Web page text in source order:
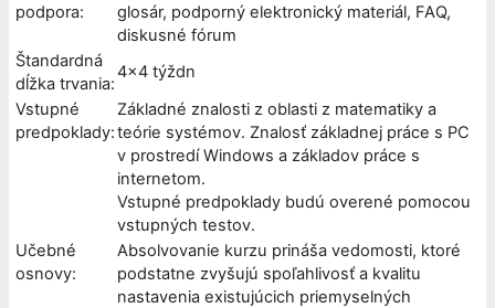
podpora:
glosár, podporný elektronický materiál, FAQ,
diskusné fórum
Štandardná
dĺžka trvania:
4x4 týždn
Vstupné
predpoklady:
Základné znalosti z oblasti z matematiky a
teórie systémov. Znalosť základnej práce s PC
v prostredí Windows a základov práce s
internetom.
Vstupné predpoklady budú overené pomocou
vstupných testov.
Učebné
osnovy:
Absolvovanie kurzu prináša vedomosti, ktoré
podstatne zvyšujú spoľahlivosť a kvalitu
nastavenia existujúcich priemyselných